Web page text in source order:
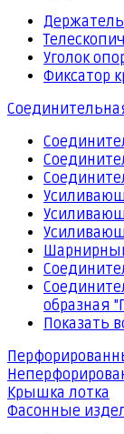
Уголок
Фиксатор
образная
Показать
Крышка лотка
Фасонные